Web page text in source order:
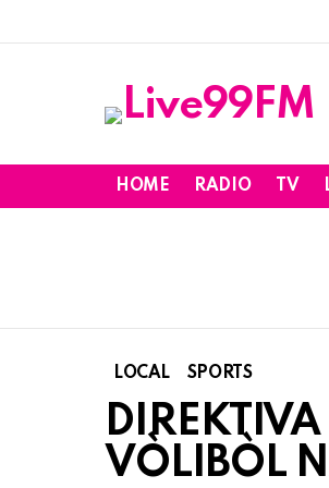
HOME RADIO TV
LOCAL SPORTS
VÒLIBÒL